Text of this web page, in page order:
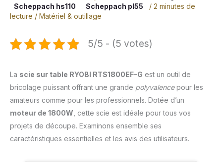
Scheppach hs110
Scheppach pl55 / 2 minutes de
lecture / Matériel & outillage
5/5 - (5 votes)
La scie sur table RYOBI RTS1800EF-G est un outil de
bricolage puissant offrant une grande polyvalencepour les
amateurs comme pour les professionnels. Dotée d’un
moteur de 1800W , cette scie est idéale pour tous vos
projets de découpe. Examinons ensemble ses
caractéristiques essentielles et les avis des utilisateurs.